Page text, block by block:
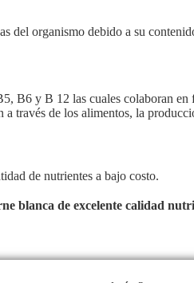
del organismo debido a su
B6 y B 12 las cuales colaboran
a través de los alimentos, la
de nutrientes a bajo costo.
blanca de excelente calidad